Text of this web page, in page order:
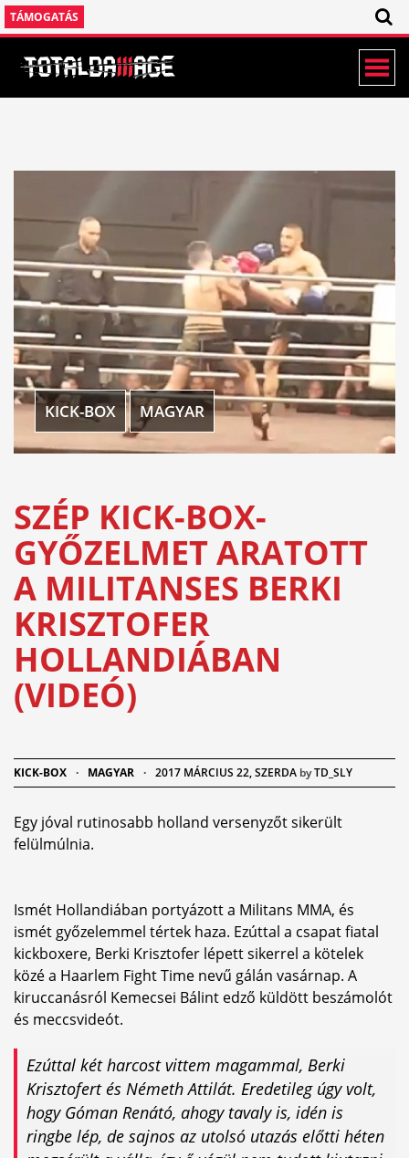
TÁMOGATÁS
KICK-BOX MAGYAR
SZÉP KICK-BOX-
GYŐZELMET ARATOTT
A MILITANSES BERKI
KRISZTOFER
HOLLANDIÁBAN
(VIDEÓ)
KICK-BOX · MAGYAR · 2017 MÁRCIUS 22, SZERDA byTD_SLY
Egy jóval rutinosabb holland versenyzőt sikerült
felülmúlnia.
Ismét Hollandiában portyázott a Militans MMA, és
ismét győzelemmel tértek haza. Ezúttal a csapat fiatal
kickboxere, Berki Krisztofer lépett sikerrel a kötelek
közé a Haarlem Fight Time nevű gálán vasárnap. A
kiruccanásról Kemecsei Bálint edző küldött beszámolót
és meccsvideót.
Ezúttal két harcost vittem magammal, Berki
Krisztofert és Németh Attilát. Eredetileg úgy volt,
hogy Góman Renátó, ahogy tavaly is, idén is
ringbe lép, de sajnos az utolsó utazás előtti héten